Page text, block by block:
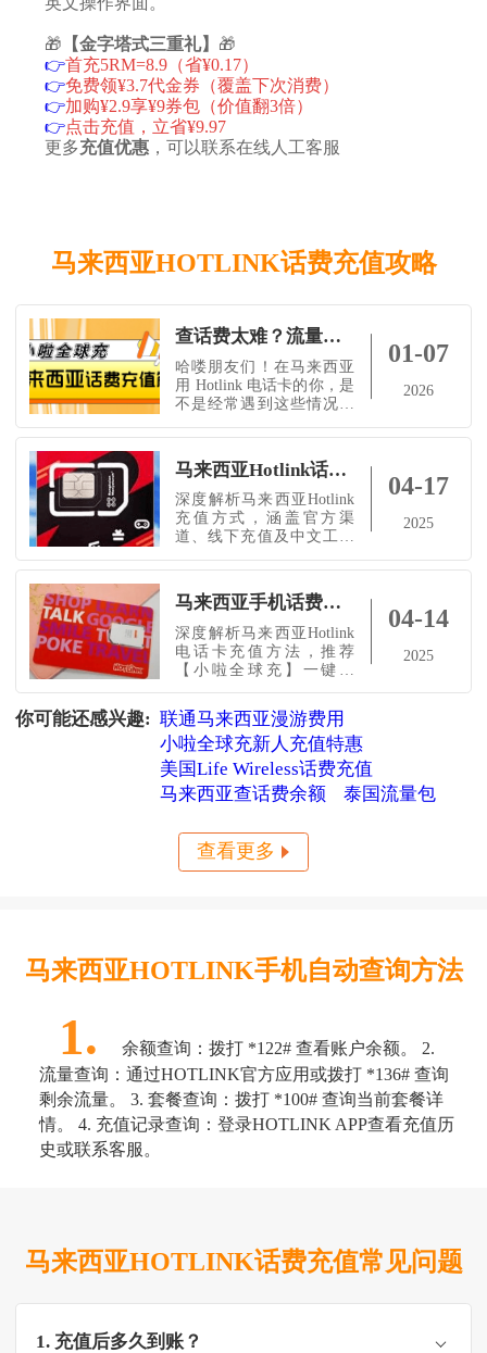
🎁 【金字塔式三重礼】 🎁
👉首充5RM=8.9（省¥0.17）
👉免费领¥3.7代金券（覆盖下次消费）
👉加购¥2.9享¥9券包（价值翻3倍）
👉点击充值，立省¥9.97
更多充值优惠，可以联系在线人工客服
马来西亚HOTLINK话费充值攻略
查话费太难？流量总不够？马来西亚Hotlink用户必看这篇超简单教程！
哈喽朋友们！在马来西亚
用 Hotlink 电话卡的你，是
不是经常遇到这些情况：
量，用英文App看得头疼？
突然断网才知道余额没
了，急得团团转？想充值
却发现没马来银行卡，微
信/支付宝根本派不上用
场？别慌！这篇文章就是
题的��✅ Hotlink话费查
询方式有哪些？✅ 怎么用
01-07
2026
马来西亚Hotlink话费流量充值终极指南：小啦全球充全流程解析与实战技巧
深度解析马来西亚Hotlink
充值方式，涵盖官方渠
道、线下充值及中文工具
生、旅行者、商务人士必
备的Hotlink流量管理指
南，支持支付宝/微信支
付，实时到账，安全高
效！​
04-17
2025
马来西亚手机话费一月多少钱？小啦全球充Hotlink卡充值攻略+泰国漫游决策指南
深度解析马来西亚Hotlink
电话卡充值方法，推荐
【小啦全球充】一键操
付，实时到账。覆盖留学
生、商务人士及旅行者需
求，助你轻松管理Hotlink
话费流量！​
04-14
2025
你可能还感兴趣: 联通马来西亚漫游费用
小啦全球充新人充值特惠
美国Life Wireless话费充值
马来西亚查话费余额
泰国流量包
查看更多
马来西亚HOTLINK手机自动查询方法
1.
余额查询：拨打 *122# 查看账户余额。 2.
流量查询：通过HOTLINK官方应用或拨打 *136# 查询
剩余流量。 3. 套餐查询：拨打 *100# 查询当前套餐详
情。 4. 充值记录查询：登录HOTLINK APP查看充值历
史或联系客服。
马来西亚HOTLINK话费充值常见问题
1. 充值后多久到账？